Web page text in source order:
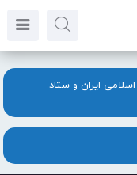
ایران و ستاد